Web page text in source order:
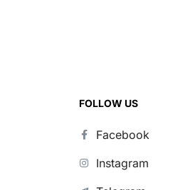
FOLLOW US
Facebook
Instagram